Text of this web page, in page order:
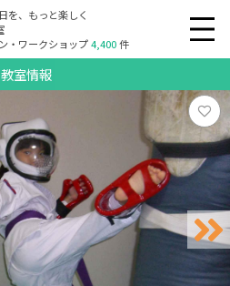
を、もっと楽しく
・ワークショップ4,400件
教室情報